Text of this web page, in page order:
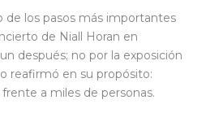
de los pasos más importantes
de Niall Horan en
después; no por la exposición
reafirmó en su propósito:
a miles de personas.